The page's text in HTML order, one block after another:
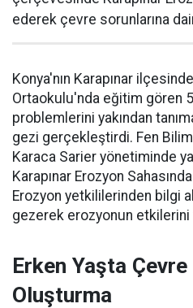
ederek çevre sorunlarına
Konya'nın Karapınar
Ortaokulu'nda eğitim gören
problemlerini yakından
gezi gerçekleştirdi. Fen
Karaca Sarier yönetiminde
Karapınar Erozyon
Erozyon yetkililerinden bilgi
gezerek erozyonun
Erken Yaşta
Oluşturma